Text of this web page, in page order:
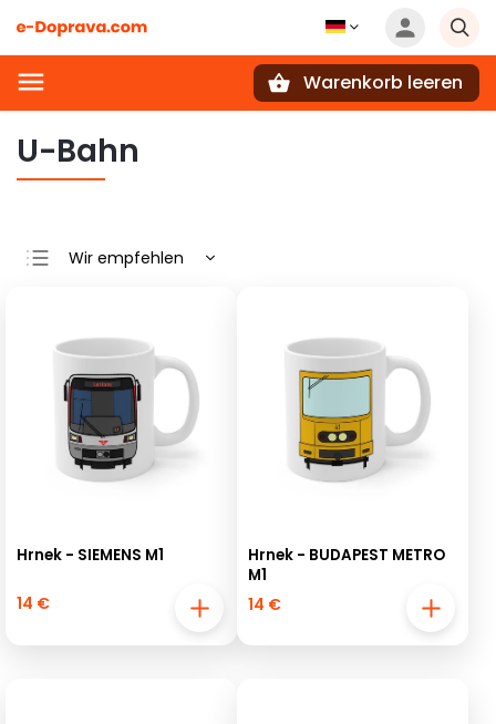
Warenkorb leeren
U-Bahn
Wir empfehlen
Meistverkauft
Alphabetisch
Hrnek - SIEMENS M1
14 €
Hrnek - BUDAPEST METRO
M1
14 €